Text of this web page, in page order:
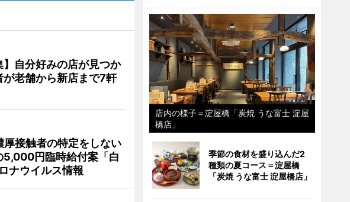
】自分好みの店が見つか
老舗から新店まで7軒
接触者の特定をしない
円臨時給付案「白
ナウイルス情報
店内の様子＝淀屋橋「炭焼 うな富士 淀屋
橋店」
季節の食材を盛り込んだ2
種類の夏コース＝淀屋橋
「炭焼 うな富士 淀屋橋店」